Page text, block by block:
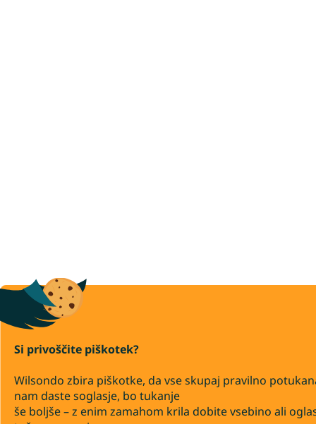
Si privoščite piškotek?
Wilsondo zbira piškotke, da vse skupaj pravilno
nam daste soglasje, bo tukanje
še boljše – z enim zamahom krila dobite vsebino ali